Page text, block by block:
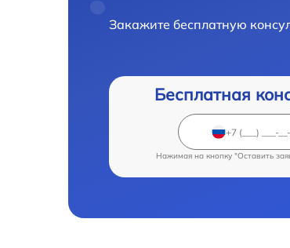
Закажите бесплатную
Бесплатная
Нажимая на кнопку "Оставить